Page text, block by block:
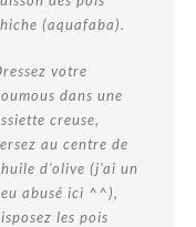
(aquafaba).
votre
dans une
creuse,
au centre de
d'olive (j'ai un
abusé ici ^^),
les pois